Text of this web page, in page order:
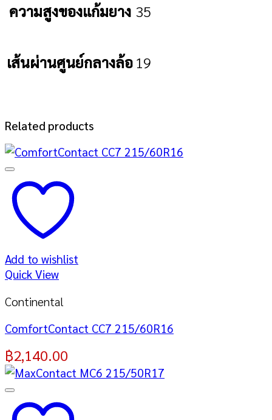
ความสูงของแก้มยาง 35
เส้นผ่านศูนย์กลางล้อ19
Related products
Add to wishlist
Quick View
Continental
ComfortContact CC7 215/60R16
฿2,140.00